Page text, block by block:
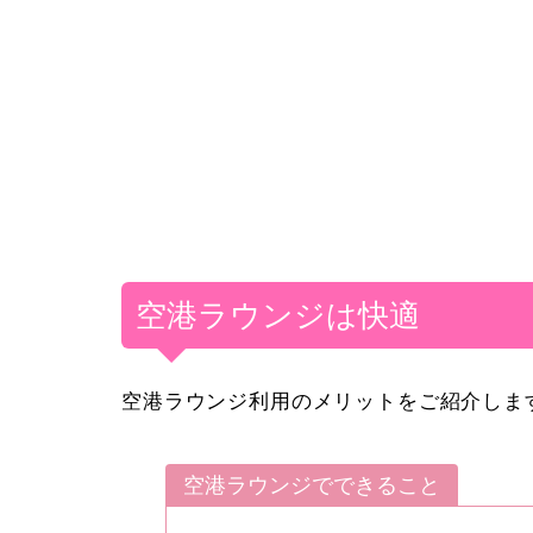
空港ラウンジは快適
空港ラウンジ利用のメリットをご紹介しま
空港ラウンジでできること